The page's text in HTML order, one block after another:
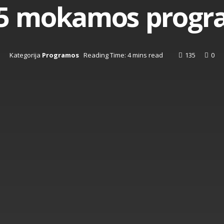
mokamos
Kategorija Programos Reading Time: 4 mins read 135 0